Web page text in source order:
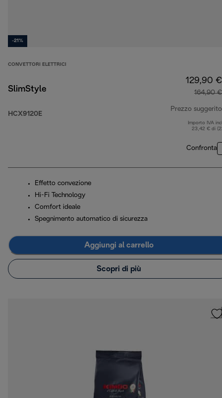
-21%
CONVETTORI ELETTRICI
SlimStyle
HCX9120E
129,90 €
164,90 €
Prezzo suggerito
Importo IVA
23,42 € di
Confronta
Effetto convezione
Hi-Fi Technology
Comfort ideale
Spegnimento automatico di sicurezza
Aggiungi al carrello
Scopri di più